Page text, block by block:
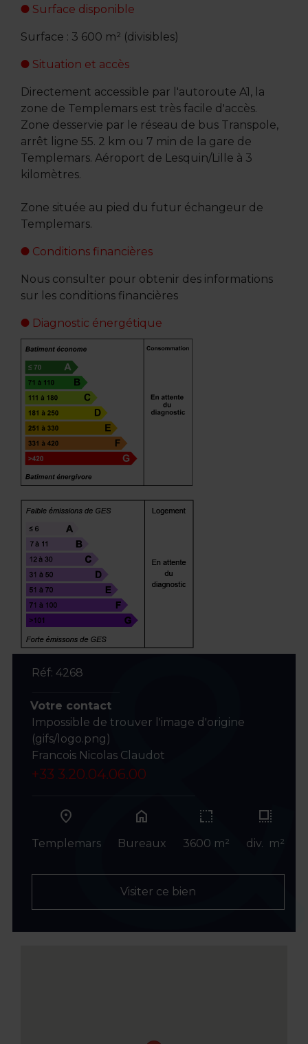
Surface disponible
Surface : 3 600 m² (divisibles)
Situation et accès
Directement accessible par l'autoroute A1, la
zone de Templemars est très facile d'accès.
Zone desservie par le réseau de bus Transpole,
arrêt ligne 55. 2 km ou 7 min de la gare de
Templemars. Aéroport de Lesquin/Lille à 3
kilomètres.
Zone située au pied du futur échangeur de
Templemars.
Conditions financières
Nous consulter pour obtenir des informations
sur les conditions financières
Diagnostic énergétique
Réf: 4268
Votre contact
Impossible de trouver l'image d'origine
(gifs/logo.png)
Francois Nicolas Claudot
+33 3.20.04.06.00
Templemars
home
Bureaux 3600 m² div. m²
Visiter ce bien